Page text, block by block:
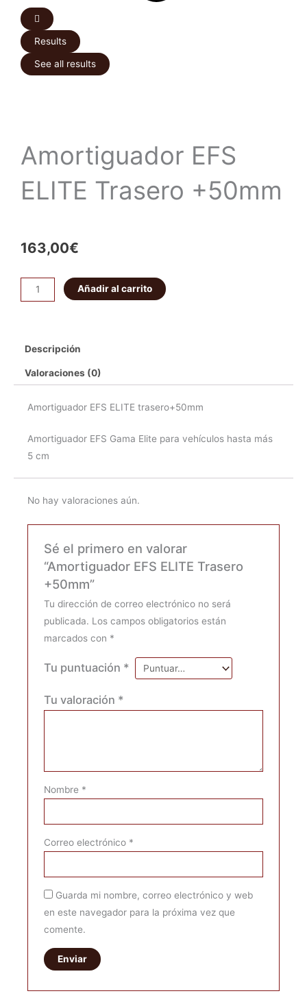
Results
See all results
Amortiguador EFS
ELITE Trasero +50mm
163,00€
Amortiguador
EFS
+50mm
cantidad
Añadir al carrito
Descripción
Valoraciones (0)
Amortiguador EFS ELITE trasero+50mm
Amortiguador EFS Gama Elite para vehículos hasta más
5 cm
No hay valoraciones aún.
Sé el primero en valorar
“Amortiguador EFS ELITE Trasero
+50mm”
Tu dirección de correo electrónico no será
publicada. Los campos obligatorios están
marcados con *
Tu puntuación *
Tu valoración *
Nombre *
Correo electrónico *
Guarda mi nombre, correo electrónico y web
en este navegador para la próxima vez que
comente.